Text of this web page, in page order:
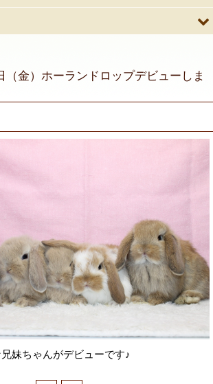
（金）ホーランドロップデビューしま
妹ちゃんがデビューです♪